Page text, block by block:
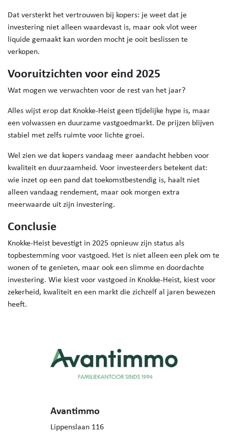
Dat versterkt het vertrouwen bij kopers: je weet dat je
investering niet alleen waardevast is, maar ook vlot weer
liquide gemaakt kan worden mocht je ooit beslissen te
verkopen.
Vooruitzichten voor eind 2025
Wat mogen we verwachten voor de rest van het jaar?
Alles wijst erop dat Knokke-Heist geen tijdelijke hype is, maar
een volwassen en duurzame vastgoedmarkt. De prijzen blijven
stabiel met zelfs ruimte voor lichte groei.
Wel zien we dat kopers vandaag meer aandacht hebben voor
kwaliteit en duurzaamheid. Voor investeerders betekent dat:
wie inzet op een pand dat toekomstbestendig is, haalt niet
alleen vandaag rendement, maar ook morgen extra
meerwaarde uit zijn investering.
Conclusie
Knokke-Heist bevestigt in 2025 opnieuw zijn status als
topbestemming voor vastgoed. Het is niet alleen een plek om te
wonen of te genieten, maar ook een slimme en doordachte
investering. Wie kiest voor vastgoed in Knokke-Heist, kiest voor
zekerheid, kwaliteit en een markt die zichzelf al jaren bewezen
heeft.
Avantimmo
Lippenslaan 116